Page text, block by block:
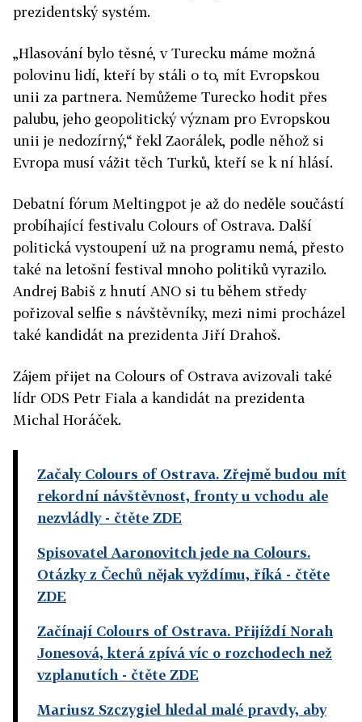
prezidentský systém.
„Hlasování bylo těsné, v Turecku máme možná
polovinu lidí, kteří by stáli o to, mít Evropskou
unii za partnera. Nemůžeme Turecko hodit přes
palubu, jeho geopolitický význam pro Evropskou
unii je nedozírný,“ řekl Zaorálek, podle něhož si
Evropa musí vážit těch Turků, kteří se k ní hlásí.
Debatní fórum Meltingpot je až do neděle součástí
probíhající festivalu Colours of Ostrava. Další
politická vystoupení už na programu nemá, přesto
také na letošní festival mnoho politiků vyrazilo.
Andrej Babiš z hnutí ANO si tu během středy
pořizoval selfie s návštěvníky, mezi nimi procházel
také kandidát na prezidenta Jiří Drahoš.
Zájem přijet na Colours of Ostrava avizovali také
lídr ODS Petr Fiala a kandidát na prezidenta
Michal Horáček.
Začaly Colours of Ostrava. Zřejmě budou mít
rekordní návštěvnost, fronty u vchodu ale
nezvládly- čtěte ZDE
Spisovatel Aaronovitch jede na Colours.
Otázky z Čechů nějak vyždímu, říká - čtěte
ZDE
Začínají Colours of Ostrava. Přijíždí Norah
Jonesová, která zpívá víc o rozchodech než
vzplanutích - čtěte ZDE
Mariusz Szczygiel hledal malé pravdy, aby